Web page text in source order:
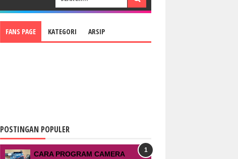
FANS PAGE KATEGORI ARSIP
POSTINGAN POPULER
CARA PROGRAM CAMERA